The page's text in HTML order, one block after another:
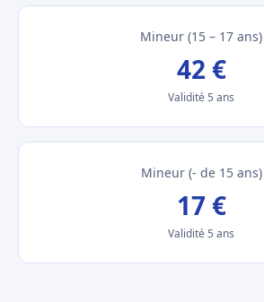
Mineur (15 – 17 ans)
42 €
Validité 5 ans
Mineur (- de 15 ans)
17 €
Validité 5 ans